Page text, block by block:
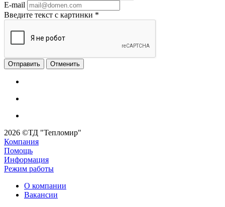
E-mail
Введите текст с картинки *
Отменить
2026 ©ТД "Тепломир"
Компания
Помощь
Информация
Режим работы
О компании
Вакансии